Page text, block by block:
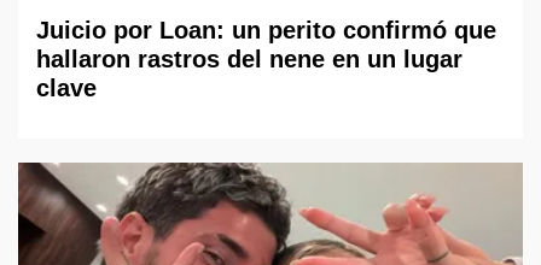
Juicio por Loan: un perito confirmó que
hallaron rastros del nene en un lugar
clave